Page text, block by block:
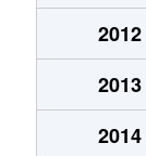
2012
2013
2014